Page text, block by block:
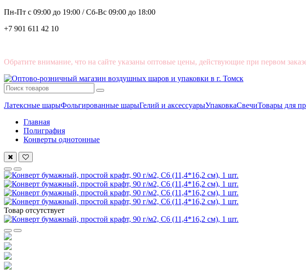
Пн-Пт с 09:00 до 19:00 /Сб-Вс 09:00 до 18:00
+7 901 611 42 10
Обратите внимание, что на сайте указаны оптовые цены, действующие при первом
Латексные шарыФольгированные шарыГелий и аксессуарыУпаковкаСвечиТовары для
Главная
Полиграфия
Конверты однотонные
Товар отсутствует